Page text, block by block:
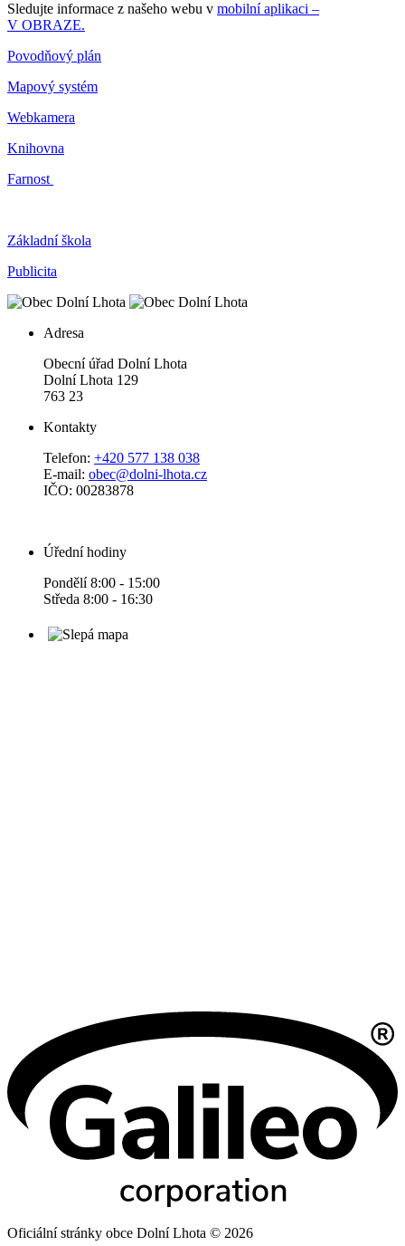
Sledujte informace z našeho webu v mobilní aplikaci –
V OBRAZE.
Povodňový plán
Mapový systém
Webkamera
Knihovna
Farnost
Základní škola
Publicita
Adresa
Obecní úřad Dolní Lhota
Dolní Lhota 129
763 23
Kontakty
Telefon: +420 577 138 038
E-mail: obec@dolni-lhota.cz
IČO: 00283878
Úřední hodiny
Pondělí 8:00 - 15:00
Středa 8:00 - 16:30
Oficiální stránky obce Dolní Lhota © 2026